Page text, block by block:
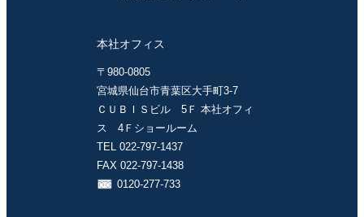
本社オフィス
〒980-0805
宮城県仙台市青葉区大手町3-7
ＣＵＢＩＳビル 5Ｆ 本社オフィ
ス 4Ｆショールーム
TEL 022-797-1437
FAX 022-797-1438
0120-277-733